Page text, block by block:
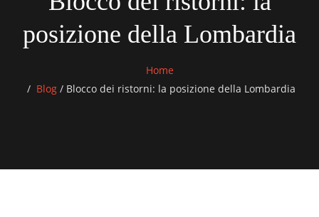
posizione della Lombardia
Home
Blog / Blocco dei ristorni: la posizione della Lombardia